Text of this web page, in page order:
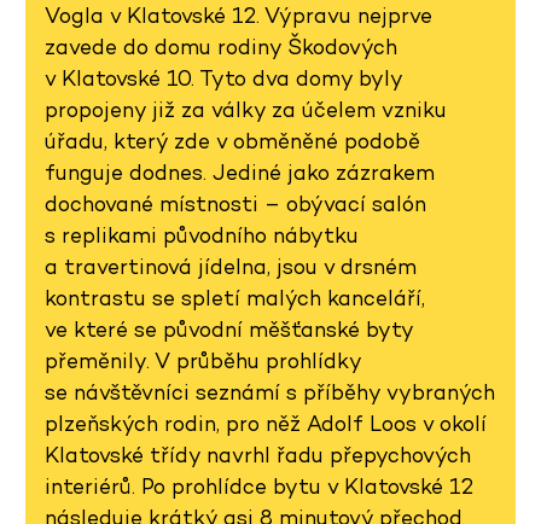
Vogla v Klatovské 12. Výpravu nejprve
zavede do domu rodiny Škodových
v Klatovské 10. Tyto dva domy byly
propojeny již za války za účelem vzniku
úřadu, který zde v obměněné podobě
funguje dodnes. Jediné jako zázrakem
dochované místnosti – obývací salón
s replikami původního nábytku
a travertinová jídelna, jsou v drsném
kontrastu se spletí malých kanceláří,
ve které se původní měšťanské byty
přeměnily. V průběhu prohlídky
se návštěvníci seznámí s příběhy vybraných
plzeňských rodin, pro něž Adolf Loos v okolí
Klatovské třídy navrhl řadu přepychových
interiérů. Po prohlídce bytu v Klatovské 12
následuje krátký asi 8 minutový přechod